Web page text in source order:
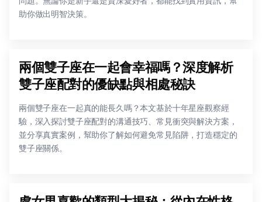
助你做出明智決策。
兩個雙子座在一起會幸福嗎？深度解析
雙子座配對的優缺點與相處秘訣
兩個雙子座在一起真的能長久嗎？本文基於十年星座觀察經
驗，深入探討雙子座配對的溝通技巧、常見衝突與解決方案，
並分享真實案例，幫助你了解如何避免常見陷阱，打造穩定的
雙子座關係。